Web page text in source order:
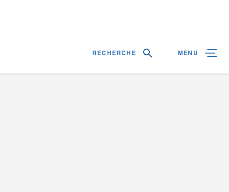
RECHERCHE MENU